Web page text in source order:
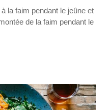
la faim pendant le jeûne et
de la faim pendant le